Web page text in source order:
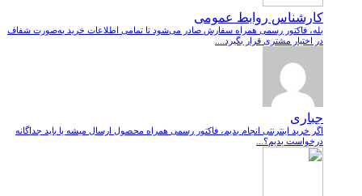
کارشناس روابط عمومی
بله، فاکتور رسمی همراه سفارش صادر می‌شود تا تمامی اطلاعات خرید به‌صورت شفاف
در اختیار مشتری قرار بگیرد....
جباری
اگر خرید اینترنتی انجام بدیم، فاکتور رسمی همراه محصول ارسال میشه یا باید جداگانه
درخواست بدیم؟...